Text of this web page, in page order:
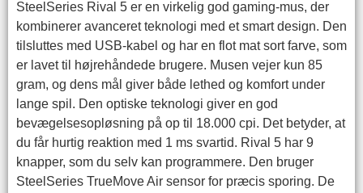
SteelSeries Rival 5 er en virkelig god gaming-mus, der
kombinerer avanceret teknologi med et smart design. Den
tilsluttes med USB-kabel og har en flot mat sort farve, som
er lavet til højrehåndede brugere. Musen vejer kun 85
gram, og dens mål giver både lethed og komfort under
lange spil. Den optiske teknologi giver en god
bevægelsesopløsning på op til 18.000 cpi. Det betyder, at
du får hurtig reaktion med 1 ms svartid. Rival 5 har 9
knapper, som du selv kan programmere. Den bruger
SteelSeries TrueMove Air sensor for præcis sporing. De